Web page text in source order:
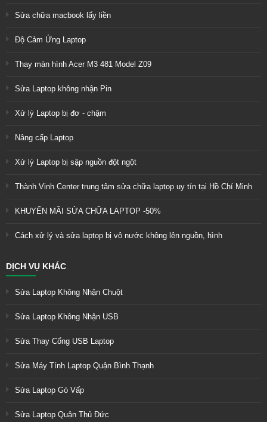
Sửa chữa macbook lấy liền
Độ Cảm Ứng Laptop
Thay màn hình Acer M3 481 Model Z09
Sửa Laptop không nhận Pin
Xử lý Laptop bị đơ - chậm
Nâng cấp Laptop
Xử lý Laptop bị sập nguồn đột ngột
Thành Vinh Center trung tâm sửa chữa laptop uy tín tại Hồ Chí Minh
KHUYẾN MÃI SỬA CHỮA LAPTOP -50%
Cách xử lý và sửa laptop bị vô nước không lên nguồn, hình
DỊCH VỤ KHÁC
Sửa Laptop Không Nhận Chuột
Sửa Laptop Không Nhận USB
Sửa Thay Cổng USB Laptop
Sửa Máy Tính Laptop Quận Bình Thạnh
Sửa Laptop Gò Vấp
Sửa Laptop Quận Thủ Đức